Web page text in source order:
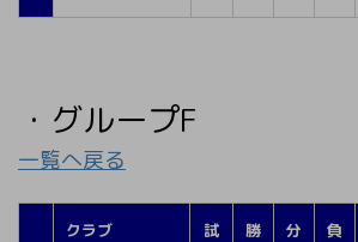
・グループF
一覧へ戻る
クラブ
試
勝 分 負